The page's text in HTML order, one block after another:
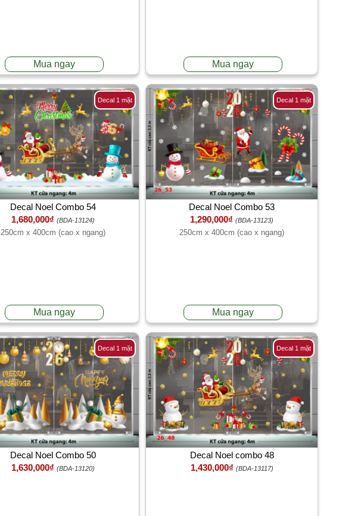
Mua ngay Mua ngay
Decal 1 mặt
Decal Noel Combo 54
1,680,000₫ (BDA-13124)
250cm x 400cm (cao x ngang)
Mua ngay
Decal 1 mặt
Decal Noel Combo 53
1,290,000₫ (BDA-13123)
250cm x 400cm (cao x ngang)
Mua ngay
Decal 1 mặt
Decal Noel Combo 50
1,630,000₫ (BDA-13120)
Decal 1 mặt
Decal Noel combo 48
1,430,000₫ (BDA-13117)